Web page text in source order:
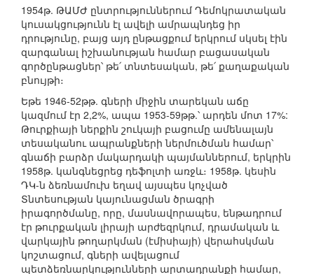
1954թ. ԹԱՄԺ ընտրություններում Դեմոկրատական
կուսակցությունն էլ ավելի ամրապնդեց իր
դրությունը, բայց այդ ընթացքում երկրում սկսել էին
զարգանալ իշխանության համար բացասական
գործընթացներ՝ թե՛ տնտեսական, թե՛ քաղաքական
բնույթի։
Եթե 1946-52թթ. գների միջին տարեկան աճը
կազմում էր 2,2%, ապա 1953-59թթ.՝ արդեն մոտ 17%:
Թուրքիայի ներքին շուկայի բացումը ամենալայն
տեսականու ապրանքների ներմուծման համար՝
գնաճի բարձր մակարդակի պայմաններում, երկրին
1958թ. կանգնեցրեց դեֆոլտի առջև։ 1958թ. կեսին
ԴԿ-ն ձեռնամուխ եղավ այսպես կոչված
Տնտեսության կայունացման ծրագրի
իրագործմանը, որը, մասնավորապես, ենթադրում
էր թուրքական լիրայի արժեզրկում, դրամական և
վարկային թողարկման (էմիսիայի) վերահսկման
կոշտացում, գների ավելացում
պետձեռնարկությունների արտադրանքի համար,